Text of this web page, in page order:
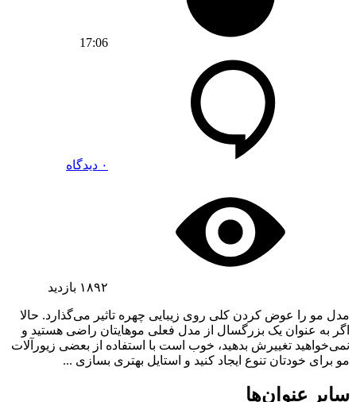
17:06
۰ دیدگاه
۱۸۹۲ بازدید
مدل مو را عوض کردن کلی روی زیبایی چهره تاثیر می‌گذارد. حالا
اگر به عنوان یک بزرگسال از مدل فعلی موهایتان راضی هستید و
نمی‌خواهید تغییرش بدهید، خوب است با استفاده از بعضی زیورآلات
مو برای خودتان تنوع ایجاد کنید و استایل بهتری بسازی ...
سایر عنوان‌ها